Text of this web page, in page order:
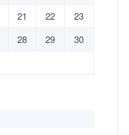
21 22
23
28 29
30